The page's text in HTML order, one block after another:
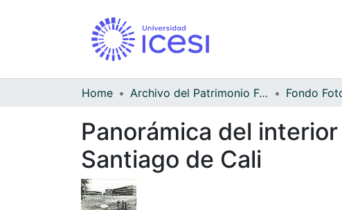
Home Archivo del Patrimonio Fotográfico y Fílmico del Valle del Cauca
Panorámica del
Santiago de Cali